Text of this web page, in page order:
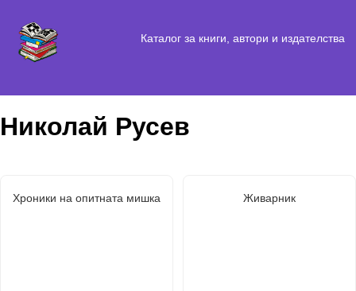
Каталог за книги, автори и издателства
Николай Русев
Хроники на опитната мишка Живарник